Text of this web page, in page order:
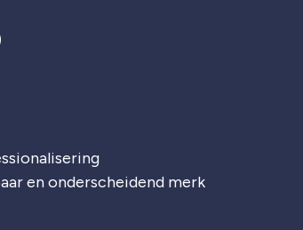
en onderscheidend merk